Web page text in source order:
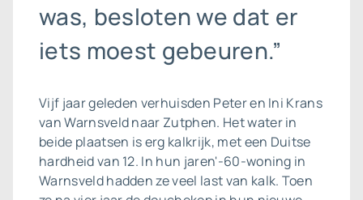
was, besloten we dat er
iets moest gebeuren.”
Vijf jaar geleden verhuisden Peter en Ini Krans
van Warnsveld naar Zutphen. Het water in
beide plaatsen is erg kalkrijk, met een Duitse
hardheid van 12. In hun jaren'-60-woning in
Warnsveld hadden ze veel last van kalk. Toen